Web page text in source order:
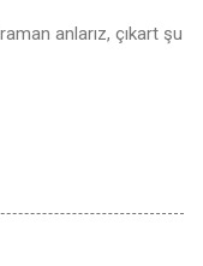
anlarız, çıkart şu